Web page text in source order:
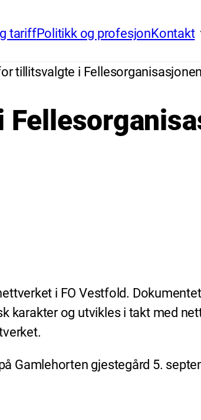
tariffPolitikk og profesjonKontakt
tillitsvalgte i
i FO Vestfold.
karakter og utvikles i takt med
Gamlehorten gjestegård 5.